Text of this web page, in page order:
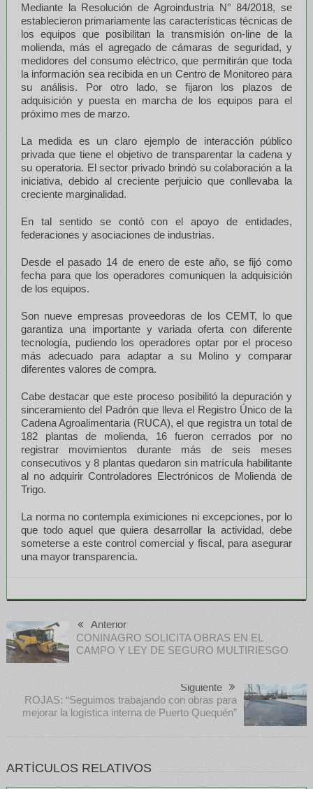
Mediante la Resolución de Agroindustria N° 84/2018, se
establecieron primariamente las características técnicas de
los equipos que posibilitan la transmisión on-line de la
molienda, más el agregado de cámaras de seguridad, y
medidores del consumo eléctrico, que permitirán que toda
la información sea recibida en un Centro de Monitoreo para
su análisis. Por otro lado, se fijaron los plazos de
adquisición y puesta en marcha de los equipos para el
próximo mes de marzo.
La medida es un claro ejemplo de interacción público
privada que tiene el objetivo de transparentar la cadena y
su operatoria. El sector privado brindó su colaboración a la
iniciativa, debido al creciente perjuicio que conllevaba la
creciente marginalidad.
En tal sentido se contó con el apoyo de entidades,
federaciones y asociaciones de industrias.
Desde el pasado 14 de enero de este año, se fijó como
fecha para que los operadores comuniquen la adquisición
de los equipos.
Son nueve empresas proveedoras de los CEMT, lo que
garantiza una importante y variada oferta con diferente
tecnología, pudiendo los operadores optar por el proceso
más adecuado para adaptar a su Molino y comparar
diferentes valores de compra.
Cabe destacar que este proceso posibilitó la depuración y
sinceramiento del Padrón que lleva el Registro Único de la
Cadena Agroalimentaria (RUCA), el que registra un total de
182 plantas de molienda, 16 fueron cerrados por no
registrar movimientos durante más de seis meses
consecutivos y 8 plantas quedaron sin matrícula habilitante
al no adquirir Controladores Electrónicos de Molienda de
Trigo.
La norma no contempla eximiciones ni excepciones, por lo
que todo aquel que quiera desarrollar la actividad, debe
someterse a este control comercial y fiscal, para asegurar
una mayor transparencia.
Anterior
CONINAGRO SOLICITA OBRAS EN EL
CAMPO Y LEY DE SEGURO MULTIRIESGO
Siguiente
ROJAS: “Seguimos trabajando con obras para
mejorar la logística interna de Puerto Quequén”
ARTÍCULOS RELATIVOS